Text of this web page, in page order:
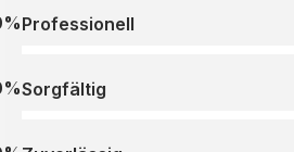
Professionell
Sorgfältig